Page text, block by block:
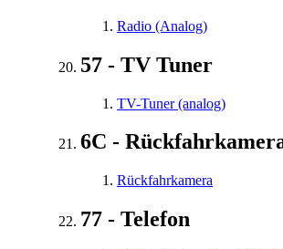
Radio (Analog)
57 - TV Tuner
TV-Tuner (analog)
6C -
Rückfahrkamera
77 - Telefon